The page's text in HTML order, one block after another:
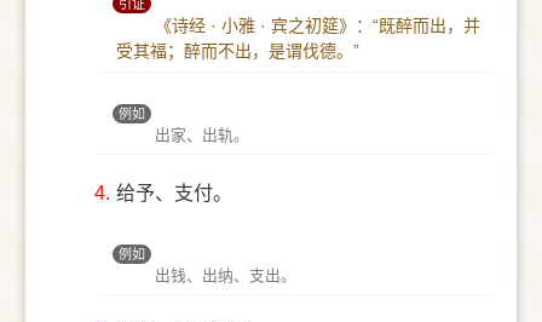
引证
《诗经 · 小雅 · 宾之初筵》：“既醉而出，并
受其福；醉而不出，是谓伐德。”
例如
出家、出轨。
4. 给予、支付。
例如
出钱、出纳、支出。